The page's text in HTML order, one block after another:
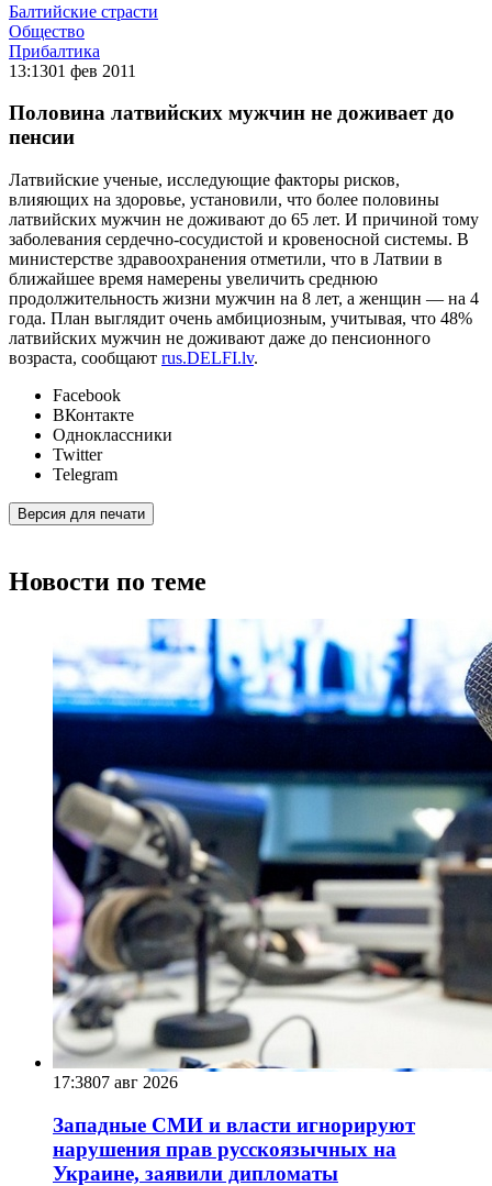
Балтийские страсти
Общество
Прибалтика
13:1301 фев 2011
Половина латвийских мужчин не доживаeт до
пенсии
Латвийские ученые, исследующие факторы рисков,
влияющих на здоровье, установили, что более половины
латвийских мужчин не доживают до 65 лет. И причиной тому
заболевания сердечно-сосудистой и кровеносной системы. В
министерстве здравоохранения отметили, что в Латвии в
ближайшее время намерены увеличить среднюю
продолжительность жизни мужчин на 8 лет, а женщин — на 4
года. План выглядит очень амбициозным, учитывая, что 48%
латвийских мужчин не доживают даже до пенсионного
возраста, сообщают rus.DELFI.lv.
Facebook
ВКонтакте
Одноклассники
Twitter
Telegram
Версия для печати
Новости по теме
17:3807 авг 2026
Западные СМИ и власти игнорируют
нарушения прав русскоязычных на
Украине, заявили дипломаты